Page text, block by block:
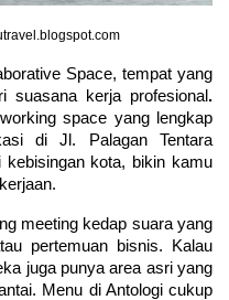
Space, tempat yang
kerja profesional .
space yang lengkap
di Jl. Palagan Tentara
kebisingan kota, bikin kamu
meeting kedap suara yang
pertemuan bisnis. Kalau
juga punya area asri yang
Menu di Antologi cukup